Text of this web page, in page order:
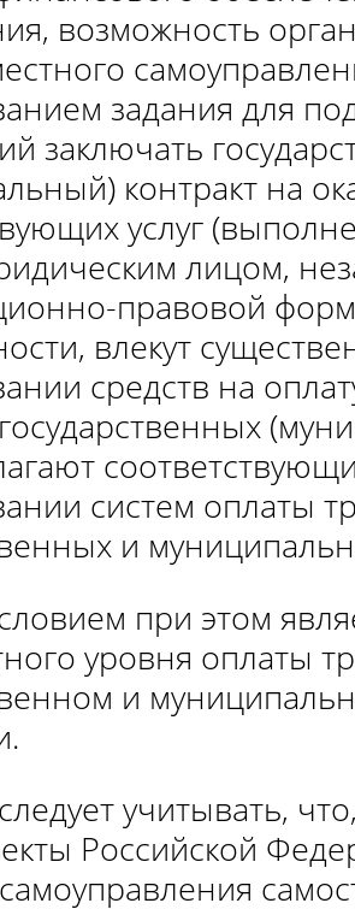
возможность
задания для
заключать
контракт на
услуг
лицом,
правовой
влекут
средств на
систем оплаты
и
при этом
уровня оплаты
и
учитывать,
Российской